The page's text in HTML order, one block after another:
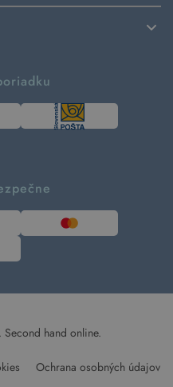
Second hand online.
Ochrana osobných údajov